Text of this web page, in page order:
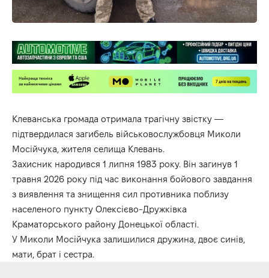
Клеванська громада отримала трагічну звістку —
підтвердилася загибель військовослужбовця Миколи
Мосійчука, жителя селища Клевань.
Захисник народився 1 липня 1983 року. Він загинув 1
травня 2026 року під час виконання бойового завдання
з виявлення та знищення сил противника поблизу
населеного пункту Олексієво-Дружківка
Краматорського району Донецької області.
У Миколи Мосійчука залишилися дружина, двоє синів,
мати, брат і сестра.